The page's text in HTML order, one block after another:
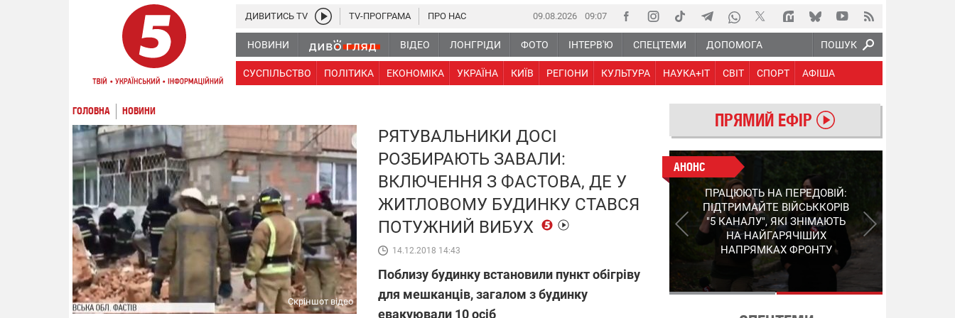
ПОШУК
09.08.2026 09 07
НОВИНИ ВІДЕО ЛОНГРІДИ ФОТО ІНТЕРВ'Ю СПЕЦТЕМИ ДОПОМОГА
СУСПІЛЬСТВО ПОЛІТИКА ЕКОНОМІКА УКРАЇНА КИЇВ РЕГІОНИ КУЛЬТУРА НАУКА+IT СВІТ СПОРТ АФІША
ДИВИТИСЬ TV TV-ПРОГРАМА ПРО НАС
ГОЛОВНА НОВИНИ
Скріншот відео
РЯТУВАЛЬНИКИ ДОСІ
РОЗБИРАЮТЬ ЗАВАЛИ:
ВКЛЮЧЕННЯ З ФАСТОВА, ДЕ У
ЖИТЛОВОМУ БУДИНКУ СТАВСЯ
ПОТУЖНИЙ ВИБУХ
14.12.2018 14:43
Поблизу будинку встановили пункт обігріву
для мешканців, загалом з будинку
евакуювали 10 осіб
ПРЯМИЙ ЕФІР
АНОНС
КІНЕЦЬ ВОРОЖИМ
"МОЛНІЯМ" ТА FPV: ЯК
УКРАЇНСЬКИЙ STEP-3
ЗМІНЮЄ ПРАВИЛА ГРИ –
ПОДРОБИЦІ ПРО
ПЕРЕХОПЛЮВАЧ
АНОНС
ПРАЦЮЮТЬ НА ПЕРЕДОВІЙ:
ПІДТРИМАЙТЕ ВІЙСЬККОРІВ
"5 КАНАЛУ", ЯКІ ЗНІМАЮТЬ
НА НАЙГАРЯЧІШИХ
НАПРЯМКАХ ФРОНТУ